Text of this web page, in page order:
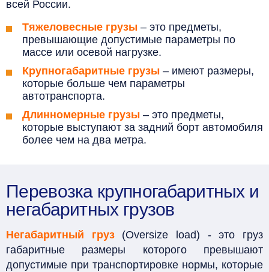
всей России.
Тяжеловесные грузы – это предметы,
превышающие допустимые параметры по
массе или осевой нагрузке.
Крупногабаритные грузы – имеют размеры,
которые больше чем параметры
автотранспорта.
Длинномерные грузы – это предметы,
которые выступают за задний борт автомобиля
более чем на два метра.
Перевозка крупногабаритных и
негабаритных грузов
Негабаритный груз(Oversize load) - это груз
габаритные размеры которого превышают
допустимые при транспортировке нормы, которые